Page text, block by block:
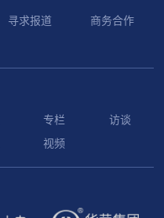
寻求报道
商务合作
专栏
访谈
视频